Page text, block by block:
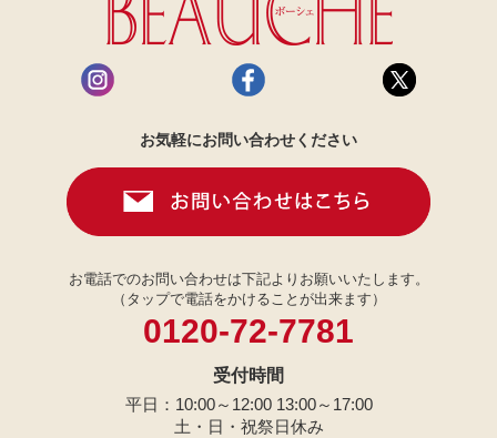
お気軽にお問い合わせください
お電話でのお問い合わせは下記よりお願いいたします。
（タップで電話をかけることが出来ます）
0120-72-7781
受付時間
平日：10:00～12:00 13:00～17:00
土・日・祝祭日休み